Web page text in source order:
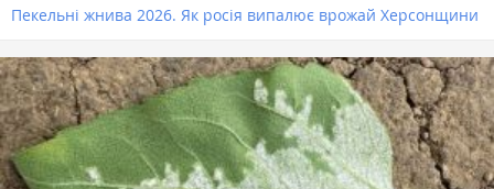
Пекельні жнива 2026. Як росія випалює врожай Херсонщини